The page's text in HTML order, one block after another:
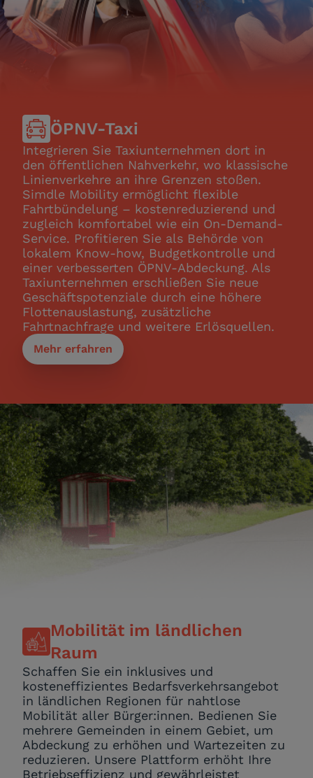
ÖPNV-Taxi
Integrieren Sie Taxiunternehmen dort in
den öffentlichen Nahverkehr, wo klassische
Linienverkehre an ihre Grenzen stoßen.
Simdle Mobility ermöglicht flexible
Fahrtbündelung – kostenreduzierend und
zugleich komfortabel wie ein On-Demand-
Service. Profitieren Sie als Behörde von
lokalem Know-how, Budgetkontrolle und
einer verbesserten ÖPNV-Abdeckung. Als
Taxiunternehmen erschließen Sie neue
Geschäftspotenziale durch eine höhere
Flottenauslastung, zusätzliche
Fahrtnachfrage und weitere Erlösquellen.
Mehr erfahren
Mobilität im ländlichen
Raum
Schaffen Sie ein inklusives und
kosteneffizientes Bedarfsverkehrsangebot
in ländlichen Regionen für nahtlose
Mobilität aller Bürger:innen. Bedienen Sie
mehrere Gemeinden in einem Gebiet, um
Abdeckung zu erhöhen und Wartezeiten zu
reduzieren. Unsere Plattform erhöht Ihre
Betriebseffizienz und gewährleistet